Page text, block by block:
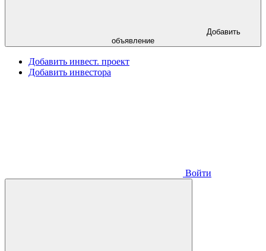
объявление
Добавить инвест. проект
Добавить инвестора
Войти